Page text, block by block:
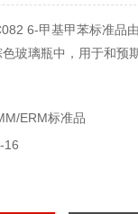
6-甲基甲苯标准品
玻璃瓶中，用于和预
ERM标准品
16